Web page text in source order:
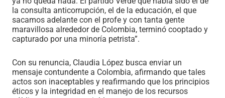
la consulta anticorrupción, el de la educación, el que
sacamos adelante con el profe y con tanta gente
maravillosa alrededor de Colombia, terminó cooptado y
capturado por una minoría petrista”.
Con su renuncia, Claudia López busca enviar un
mensaje contundente a Colombia, afirmando que tales
actos son inaceptables y reafirmando que los principios
éticos y la integridad en el manejo de los recursos